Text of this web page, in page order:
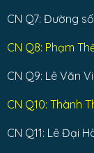
CN Q7: Đường
CN Q8: Phạm
CN Q9: Lê Văn
CN Q10: Thành
CN Q11: Lê Đại